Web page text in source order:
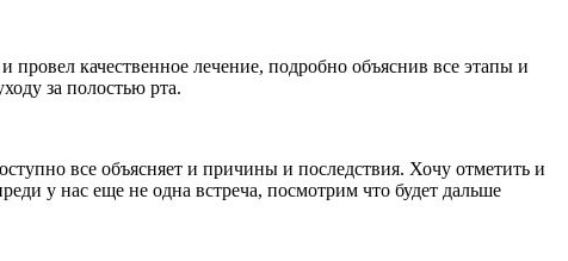
качественное лечение, подробно объяснив все этапы и
за полостью рта.
все объясняет и причины и последствия. Хочу отметить и
у нас еще не одна встреча, посмотрим что будет дальше